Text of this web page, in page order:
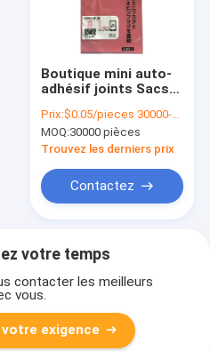
Boutique mini auto-
adhésif joints Sacs
transparents OPP
Sacs gravure
Prix:$0.05/pieces 30000-299999 pieces
MOQ:30000 pièces
Trouvez les derniers prix
Contactez
votre temps
contacter les meilleurs
vous.
votre exigence